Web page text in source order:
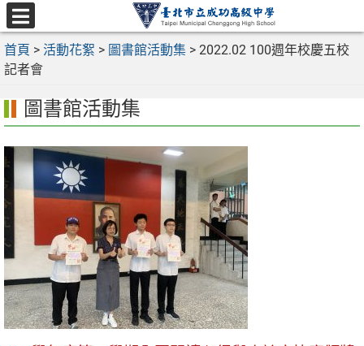
跳
至
主
要
區
選
單
首頁 > 活動花絮 > 圖書館活動集 > 2022.02 100週年校慶五校
記者會
圖書館活動集